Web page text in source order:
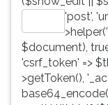
'post',
$document),
'csrf_token' =>
>getToken(),